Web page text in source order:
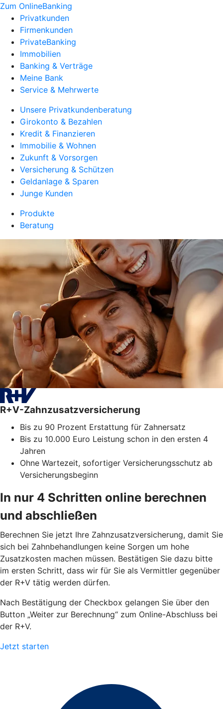
Zum OnlineBanking
Privatkunden
Firmenkunden
PrivateBanking
Immobilien
Banking & Verträge
Meine Bank
Service & Mehrwerte
Unsere Privatkundenberatung
Girokonto & Bezahlen
Kredit & Finanzieren
Immobilie & Wohnen
Zukunft & Vorsorgen
Versicherung & Schützen
Geldanlage & Sparen
Junge Kunden
Produkte
Beratung
R+V-Zahnzusatzversicherung
Bis zu 90 Prozent Erstattung für Zahnersatz
Bis zu 10.000 Euro Leistung schon in den ersten 4
Jahren
Ohne Wartezeit, sofortiger Versicherungsschutz ab
Versicherungsbeginn
In nur 4 Schritten online berechnen
und abschließen
Berechnen Sie jetzt Ihre Zahnzusatzversicherung, damit Sie
sich bei Zahnbehandlungen keine Sorgen um hohe
Zusatzkosten machen müssen. Bestätigen Sie dazu bitte
im ersten Schritt, dass wir für Sie als Vermittler gegenüber
der R+V tätig werden dürfen.
Nach Bestätigung der Checkbox gelangen Sie über den
Button „Weiter zur Berechnung“ zum Online-Abschluss bei
der R+V.
Jetzt starten